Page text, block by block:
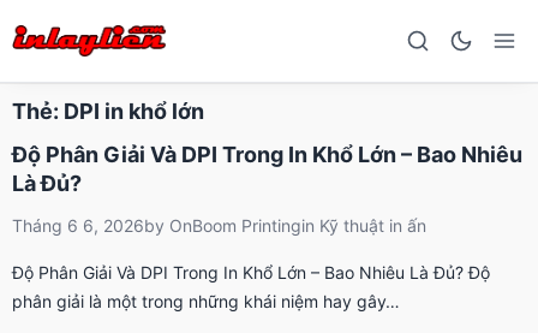
Thẻ: DPI in khổ lớn
Độ Phân Giải Và DPI Trong In Khổ Lớn – Bao Nhiêu
Là Đủ?
Tháng 6 6, 2026by OnBoom Printingin Kỹ thuật in ấn
Độ Phân Giải Và DPI Trong In Khổ Lớn – Bao Nhiêu Là Đủ? Độ
phân giải là một trong những khái niệm hay gây…